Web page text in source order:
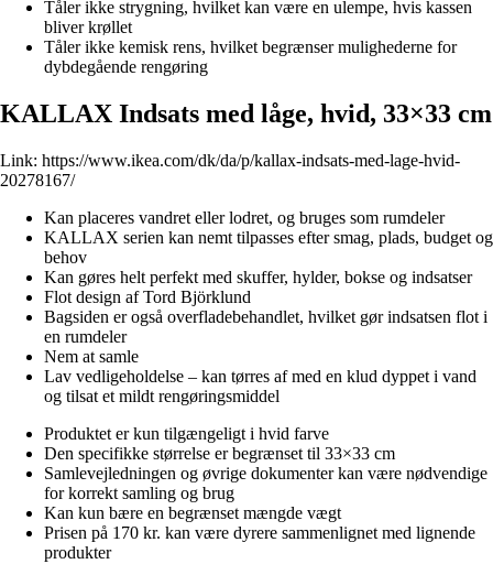
Tåler ikke strygning, hvilket kan være en ulempe, hvis kassen
bliver krøllet
Tåler ikke kemisk rens, hvilket begrænser mulighederne for
dybdegående rengøring
KALLAX Indsats med låge, hvid, 33×33 cm
Link: https://www.ikea.com/dk/da/p/kallax-indsats-med-lage-hvid-
20278167/
Kan placeres vandret eller lodret, og bruges som rumdeler
KALLAX serien kan nemt tilpasses efter smag, plads, budget og
behov
Kan gøres helt perfekt med skuffer, hylder, bokse og indsatser
Flot design af Tord Björklund
Bagsiden er også overfladebehandlet, hvilket gør indsatsen flot i
en rumdeler
Nem at samle
Lav vedligeholdelse – kan tørres af med en klud dyppet i vand
og tilsat et mildt rengøringsmiddel
Produktet er kun tilgængeligt i hvid farve
Den specifikke størrelse er begrænset til 33×33 cm
Samlevejledningen og øvrige dokumenter kan være nødvendige
for korrekt samling og brug
Kan kun bære en begrænset mængde vægt
Prisen på 170 kr. kan være dyrere sammenlignet med lignende
produkter